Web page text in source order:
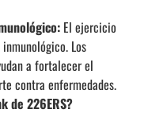
El ejercicio
Los
a fortalecer el
contra enfermedades.
de 226ERS?